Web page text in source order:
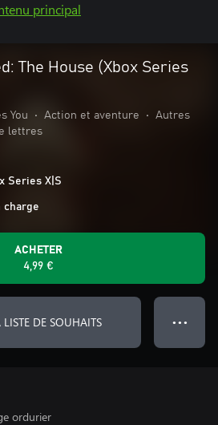
principal
The House (Xbox Series
You • Action et aventure •
Autres
lettres
Series X|S
charge
ACHETER
4,99 €
DE SOUHAITS ● ● ●
ordurier